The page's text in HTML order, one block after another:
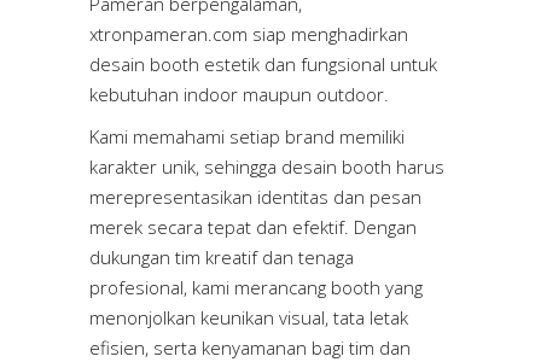
xtronpameran.com siap menghadirkan
desain booth estetik dan fungsional untuk
kebutuhan indoor maupun outdoor.
Kami memahami setiap brand memiliki
karakter unik, sehingga desain booth harus
merepresentasikan identitas dan pesan
merek secara tepat dan efektif. Dengan
dukungan tim kreatif dan tenaga
profesional, kami merancang booth yang
menonjolkan keunikan visual, tata letak
efisien, serta kenyamanan bagi tim dan